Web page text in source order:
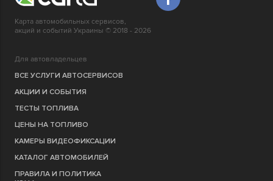
Карта автомобильных сервисов,
акций и событий Украины © 2018 - 2026
Для автовладельцев
ВСЕ УСЛУГИ АВТОСЕРВИСОВ
АКЦИИ И СОБЫТИЯ
ТЕСТЫ ТОПЛИВА
ЦЕНЫ НА ТОПЛИВО
КАМЕРЫ ВИДЕОФИКСАЦИИ
КАТАЛОГ АВТОМОБИЛЕЙ
ПРАВИЛА И ПОЛИТИКА